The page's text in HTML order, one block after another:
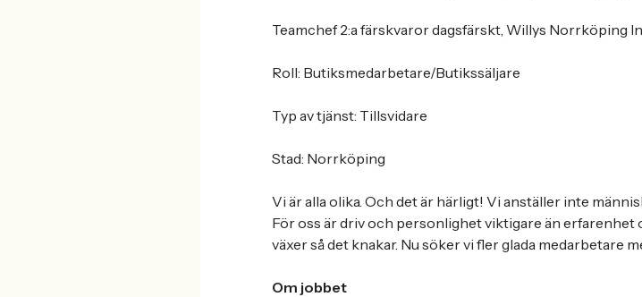
Teamchef 2:a färskvaror dagsfärskt, Willys Norrköping
Roll: Butiksmedarbetare/Butikssäljare
Typ av tjänst: Tillsvidare
Stad: Norrköping
Vi är alla olika. Och det är härligt! Vi anställer inte
För oss är driv och personlighet viktigare än erfarenhet
växer så det knakar. Nu söker vi fler glada medarbetare
Om jobbet